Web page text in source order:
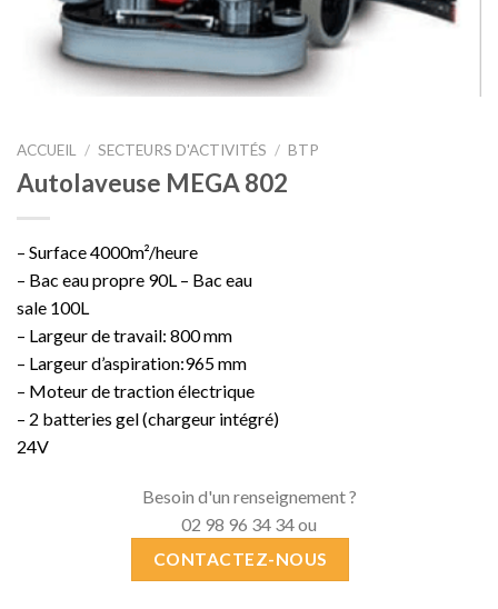
ACCUEIL / SECTEURS D'ACTIVITÉS / BTP
Autolaveuse MEGA 802
– Surface 4000m²/heure
– Bac eau propre 90L – Bac eau
sale 100L
– Largeur de travail: 800 mm
– Largeur d’aspiration:965 mm
– Moteur de traction électrique
– 2 batteries gel (chargeur intégré)
24V
Besoin d'un renseignement ?
02 98 96 34 34 ou
CONTACTEZ-NOUS